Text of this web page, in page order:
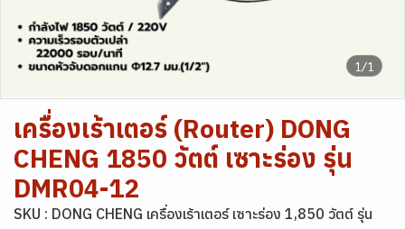
1/1
เครื่องเร้าเตอร์ (Router) DONG
CHENG 1850 วัตต์ เซาะร่อง รุ่น
DMR04-12
SKU : DONG CHENG เครื่องเร้าเตอร์ เซาะร่อง 1,850 วัตต์ รุ่น